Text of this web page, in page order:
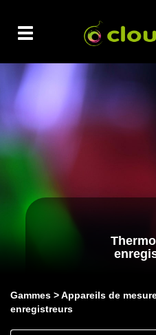
Toggle
navigation
Gammes Appareils de
enregistreurs